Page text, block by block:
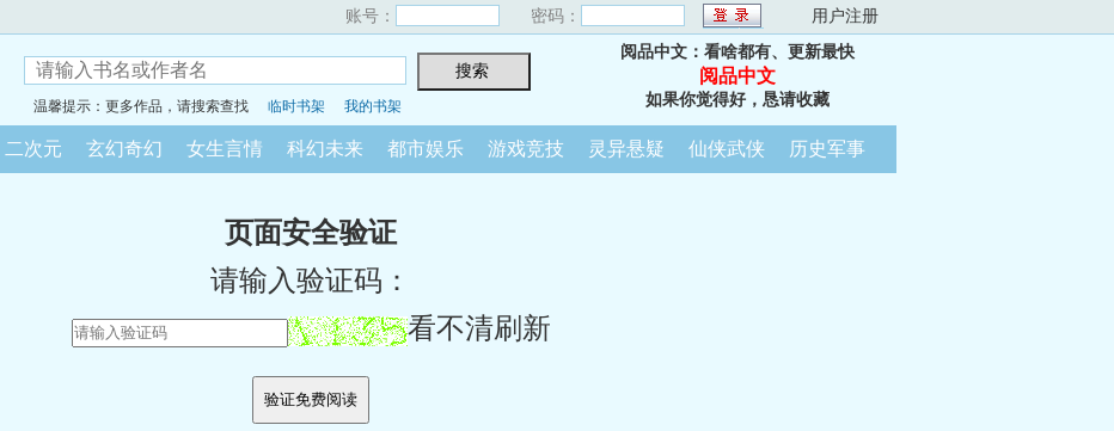
账号： 密码： 用户注册
温馨提示：更多作品，请搜索查找 临时书架 我的书架
阅品中文：看啥都有、更新最快
阅品中文
如果你觉得好，恳请收藏
二次元 玄幻奇幻 女生言情 科幻未来 都市娱乐 游戏竞技 灵异悬疑 仙侠武侠 历史军事
页面安全验证
请输入验证码：
看不清刷新